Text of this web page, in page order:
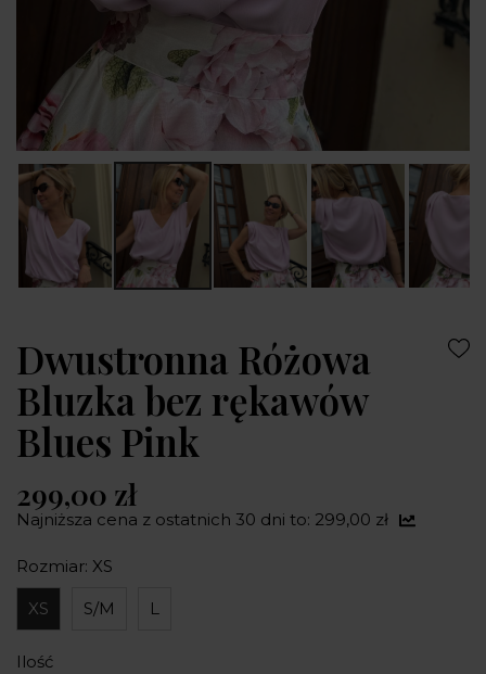
Dwustronna Różowa
Bluzka bez rękawów
Blues Pink
299,00 zł
Najniższa cena z ostatnich 30 dni to: 299,00 zł
Rozmiar: XS
XS S/M L
Ilość